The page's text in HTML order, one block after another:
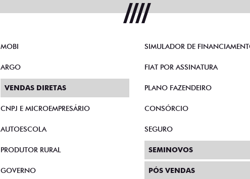
MOBI
ARGO
VENDAS DIRETAS
CNPJ E MICROEMPRESÁRIO
AUTOESCOLA
PRODUTOR RURAL
GOVERNO
SIMULADOR DE
FIAT POR ASSINATURA
PLANO FAZENDEIRO
CONSÓRCIO
SEGURO
SEMINOVOS
PÓS VENDAS